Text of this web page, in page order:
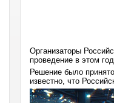
Организаторы
проведение в этом
Решение было
известно, что